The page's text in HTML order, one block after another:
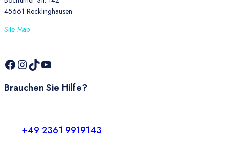
45661 Recklinghausen
Site Map
Brauchen Sie Hilfe?
+49 2361 9919143